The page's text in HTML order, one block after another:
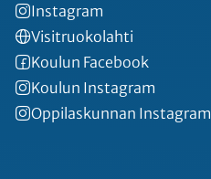
Instagram
Visitruokolahti
Koulun Facebook
Koulun Instagram
Oppilaskunnan Instagram